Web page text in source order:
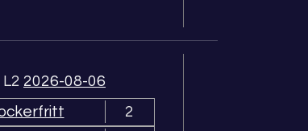
2026-08-06
2